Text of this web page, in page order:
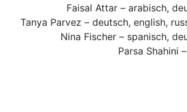
Faisal Attar – arabisch,
Tanya Parvez – deutsch, english,
Nina Fischer – spanisch,
Parsa Shahini